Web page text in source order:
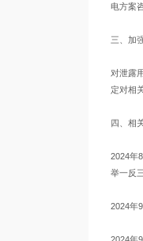
电方案
三、加
对泄露
定对相
四、相
2024年
举一反
2024年